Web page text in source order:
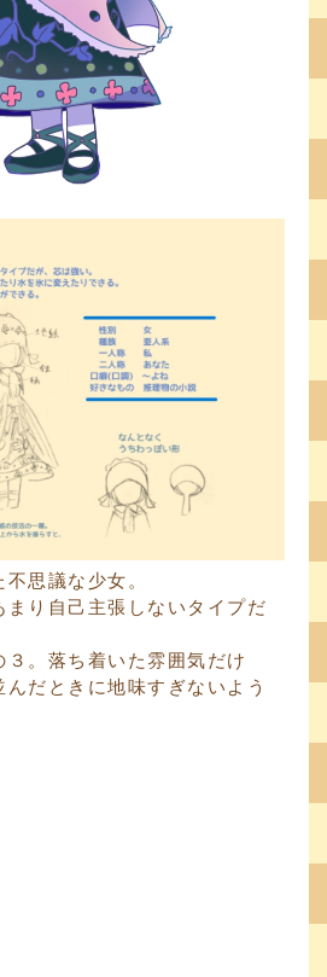
思議な少女。
り自己主張しないタイプだ
。落ち着いた雰囲気だけ
だときに地味すぎないよう